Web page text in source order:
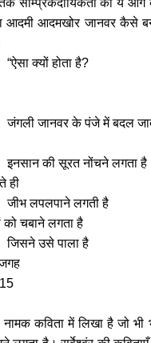
साम्प्रकदायिकता की ये आग
आदमी आदमखोर जानवर कैसे
ऐसा क्यों होता है?
जंगली जानवर के पंजे में बदल
इनसान की सूरत नोंचने लगता है
ही
जीभ लपलपाने लगती है
चबाने लगता है
जिसने उसे पाला है
नामक कविता में लिखा है जो